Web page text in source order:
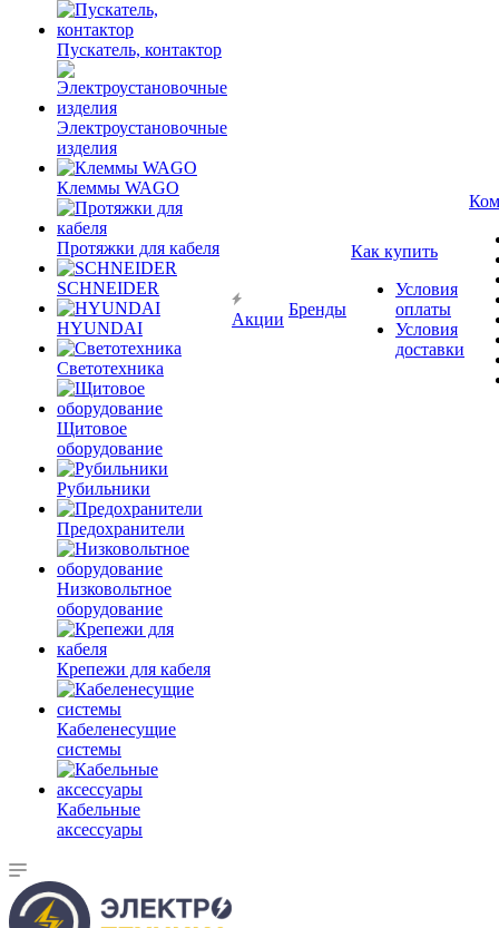
Пускатель, контактор
Электроустановочные
изделия
Клеммы WAGO
Протяжки для кабеля
SCHNEIDER
HYUNDAI
Светотехника
Щитовое
оборудование
Рубильники
Предохранители
Низковольтное
оборудование
Крепежи для кабеля
Кабеленесущие
системы
Кабельные
аксессуары
Акции
Бренды
Как купить
Условия
оплаты
Условия
доставки